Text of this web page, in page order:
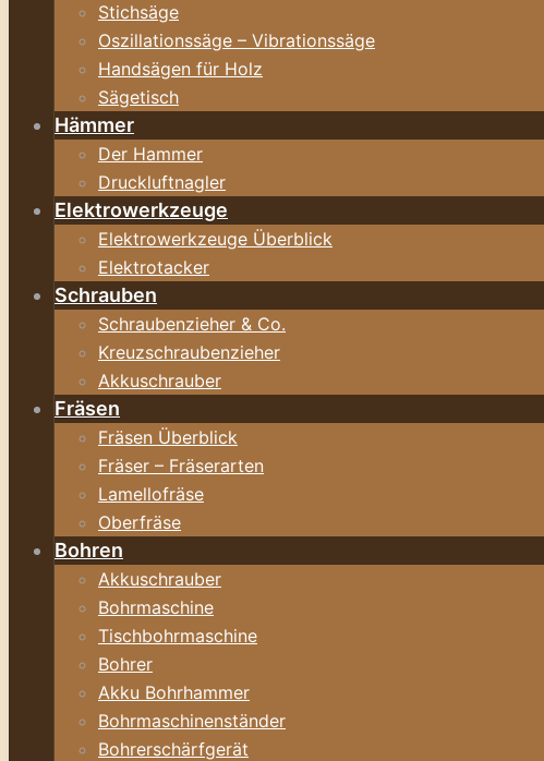
Stichsäge
Oszillationssäge – Vibrationssäge
Handsägen für Holz
Sägetisch
Hämmer
Der Hammer
Druckluftnagler
Elektrowerkzeuge
Elektrowerkzeuge Überblick
Elektrotacker
Schrauben
Schraubenzieher & Co.
Kreuzschraubenzieher
Akkuschrauber
Fräsen
Fräsen Überblick
Fräser – Fräserarten
Lamellofräse
Oberfräse
Bohren
Akkuschrauber
Bohrmaschine
Tischbohrmaschine
Bohrer
Akku Bohrhammer
Bohrmaschinenständer
Bohrerschärfgerät